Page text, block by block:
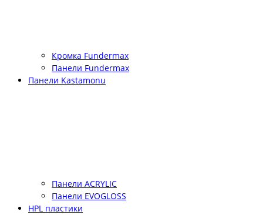
Кромка Fundermax
Панели Fundermax
Панели Kastamonu
Панели ACRYLIC
Панели EVOGLOSS
HPL пластики